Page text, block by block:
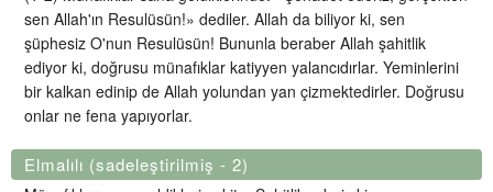
sen Allah'ın Resulüsün!» dediler. Allah da biliyor ki, sen
şüphesiz O'nun Resulüsün! Bununla beraber Allah şahitlik
ediyor ki, doğrusu münafıklar katiyyen yalancıdırlar. Yeminlerini
bir kalkan edinip de Allah yolundan yan çizmektedirler. Doğrusu
onlar ne fena yapıyorlar.
Elmalılı (sadeleştirilmiş - 2)